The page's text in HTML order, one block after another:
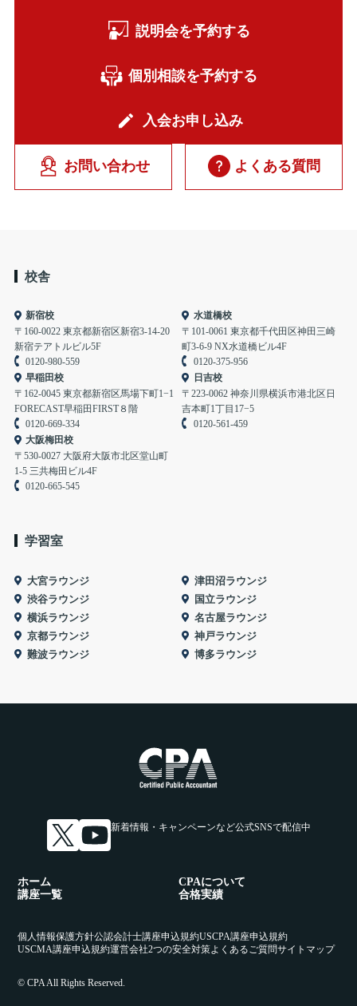
説明会を予約する
個別相談を予約する
入会お申し込み
お問い合わせ よくある質問
校舎
新宿校
〒160-0022 東京都新宿区新宿3-14-20
新宿テアトルビル5F
0120-980-559
水道橋校
〒101-0061 東京都千代田区神田三崎
町3-6-9 NX水道橋ビル4F
0120-375-956
早稲田校
〒162-0045 東京都新宿区馬場下町1−1
FORECAST早稲田FIRST８階
0120-669-334
日吉校
〒223-0062 神奈川県横浜市港北区日
吉本町1丁目17−5
0120-561-459
大阪梅田校
〒530-0027 大阪府大阪市北区堂山町
1-5 三共梅田ビル4F
0120-665-545
学習室
大宮ラウンジ
津田沼ラウンジ
渋谷ラウンジ
国立ラウンジ
横浜ラウンジ
名古屋ラウンジ
京都ラウンジ
神戸ラウンジ
難波ラウンジ
博多ラウンジ
新着情報・キャンペーンなど公式SNSで配信中
ホーム
CPAについて
講座一覧
合格実績
個人情報保護方針公認会計士講座申込規約USCPA講座申込規約
USCMA講座申込規約運営会社2つの安全対策よくあるご質問サイトマップ
© CPA All Rights Reserved.